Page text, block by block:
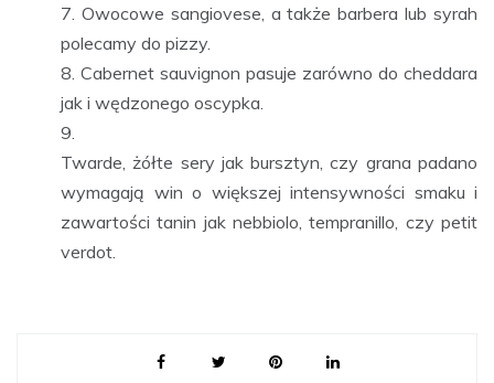
Owocowe sangiovese, a także barbera lub syrah
polecamy do pizzy.
Cabernet sauvignon pasuje zarówno do cheddara
jak i wędzonego oscypka.
Twarde, żółte sery jak bursztyn, czy grana padano
wymagają win o większej intensywności smaku i
zawartości tanin jak nebbiolo, tempranillo, czy petit
verdot.